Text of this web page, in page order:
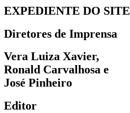
EXPEDIENTE DO SITE
Diretores de Imprensa
Vera Luiza Xavier,
Ronald Carvalhosa e
José Pinheiro
Editor